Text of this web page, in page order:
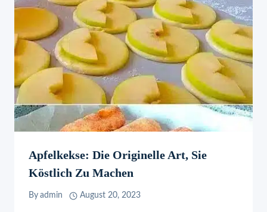
Apfelkekse: Die Originelle Art, Sie
Köstlich Zu Machen
By admin August 20, 2023